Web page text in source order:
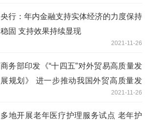
央行：年内金融支持实体经济的力度保持
稳固 支持效果持续显现
2021-11-26
商务部印发《“十四五”对外贸易高质量发
展规划》 进一步推动我国外贸高质量发
2021-11-26
多地开展老年医疗护理服务试点 老年护